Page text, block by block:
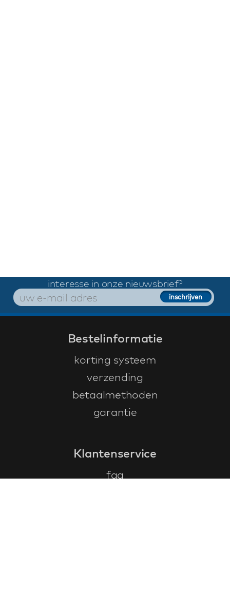
interesse in onze nieuwsbrief?
Bestelinformatie
korting systeem
verzending
betaalmethoden
garantie
Klantenservice
faq